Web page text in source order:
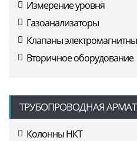
Измерение уровня
Газоанализаторы
Клапаны
Вторичное оборудование
ТРУБОПРОВОДНАЯ
Колонны НКТ